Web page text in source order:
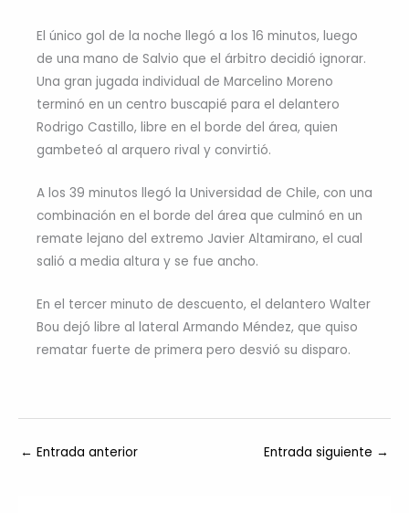
El único gol de la noche llegó a los 16 minutos, luego
de una mano de Salvio que el árbitro decidió ignorar.
Una gran jugada individual de Marcelino Moreno
terminó en un centro buscapié para el delantero
Rodrigo Castillo, libre en el borde del área, quien
gambeteó al arquero rival y convirtió.
A los 39 minutos llegó la Universidad de Chile, con una
combinación en el borde del área que culminó en un
remate lejano del extremo Javier Altamirano, el cual
salió a media altura y se fue ancho.
En el tercer minuto de descuento, el delantero Walter
Bou dejó libre al lateral Armando Méndez, que quiso
rematar fuerte de primera pero desvió su disparo.
← Entrada anterior Entrada siguiente →